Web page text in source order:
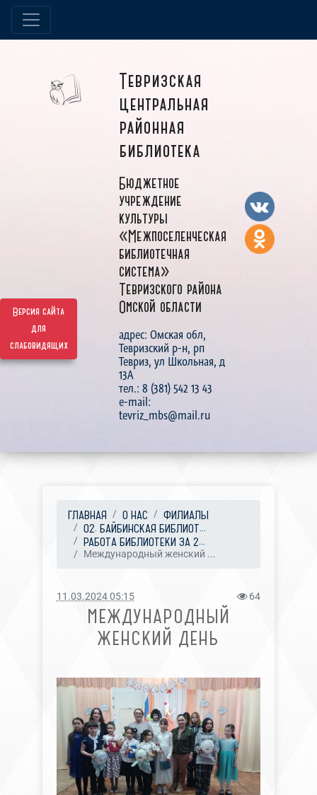
Версия сайта
для
слабовидящих
Тевризская
центральная
районная
библиотека
Бюджетное
учреждение
культуры
«Межпоселенческая
библиотечная
система»
Тевризского района
Омской области
адрес: Омская обл,
Тевризский р-н, рп
Тевриз, ул Школьная, д
13А
тел.: 8 (381) 542 13 43
e-mail:
tevriz_mbs@mail.ru
ГЛАВНАЯ О НАС
ФИЛИАЛЫ
02. БАЙБИНСКАЯ БИБЛИОТ...
РАБОТА БИБЛИОТЕКИ ЗА 2...
Международный женский ...
11.03.2024 05:15 64
МЕЖДУНАРОДНЫЙ
ЖЕНСКИЙ ДЕНЬ